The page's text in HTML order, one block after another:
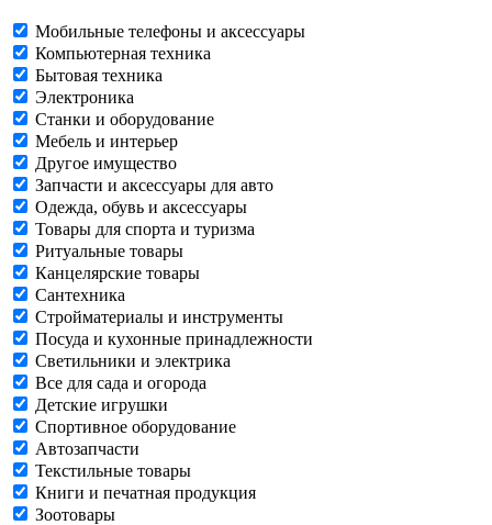
Мобильные телефоны и аксессуары
Компьютерная техника
Бытовая техника
Электроника
Станки и оборудование
Мебель и интерьер
Другое имущество
Запчасти и аксессуары для авто
Одежда, обувь и аксессуары
Товары для спорта и туризма
Ритуальные товары
Канцелярские товары
Сантехника
Стройматериалы и инструменты
Посуда и кухонные принадлежности
Светильники и электрика
Все для сада и огорода
Детские игрушки
Спортивное оборудование
Автозапчасти
Текстильные товары
Книги и печатная продукция
Зоотовары